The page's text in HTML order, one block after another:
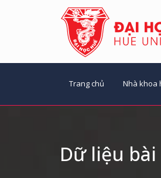
Trang chủ Nhà khoa
Dữ liệu